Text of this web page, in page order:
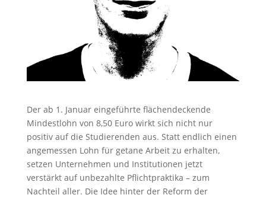
Der ab 1. Januar eingeführte flächendeckende
Mindestlohn von 8,50 Euro wirkt sich nicht nur
positiv auf die Studierenden aus. Statt endlich einen
angemessen Lohn für getane Arbeit zu erhalten,
setzen Unternehmen und Institutionen jetzt
verstärkt auf unbezahlte Pflichtpraktika – zum
Nachteil aller. Die Idee hinter der Reform der